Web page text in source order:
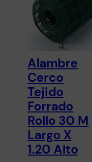
Alambre
Cerco
Tejido
Forrado
Rollo 30 M
Largo X
1.20 Alto